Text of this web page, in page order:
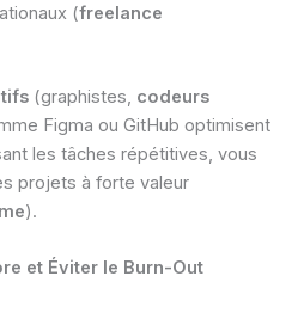
(freelance
(graphistes, codeurs
Figma ou GitHub optimisent
les tâches répétitives, vous
projets à forte valeur
).
et Éviter le Burn-Out